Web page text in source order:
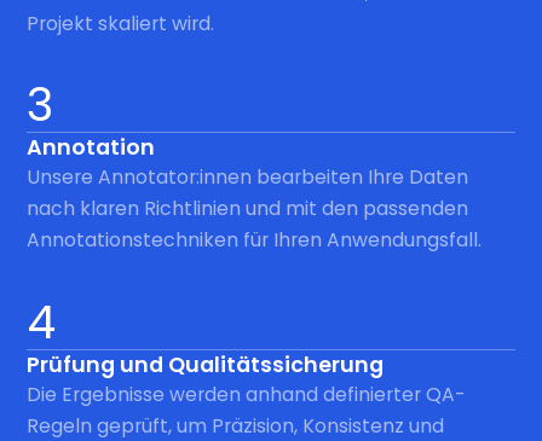
Projekt skaliert wird.
3
Annotation
Unsere Annotator:innen bearbeiten Ihre Daten
nach klaren Richtlinien und mit den passenden
Annotationstechniken für Ihren Anwendungsfall.
4
Prüfung und Qualitätssicherung
Die Ergebnisse werden anhand definierter QA-
Regeln geprüft, um Präzision, Konsistenz und